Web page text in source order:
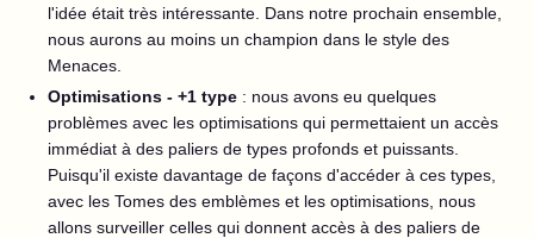
l'idée était très intéressante. Dans notre prochain ensemble,
nous aurons au moins un champion dans le style des
Menaces.
Optimisations - +1 type : nous avons eu quelques
problèmes avec les optimisations qui permettaient un accès
immédiat à des paliers de types profonds et puissants.
Puisqu'il existe davantage de façons d'accéder à ces types,
avec les Tomes des emblèmes et les optimisations, nous
allons surveiller celles qui donnent accès à des paliers de